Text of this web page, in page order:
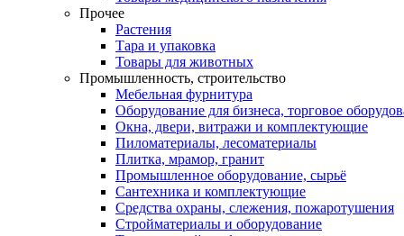
Прочее
Растения
Тара и упаковка
Товары для животных
Промышленность, строительство
Мебельная фурнитура
Оборудование для бизнеса, торговое
Окна, двери, витражи и комплектующие
Пиломатериалы, лесоматериалы
Плитка, мрамор, гранит
Промышленное оборудование, сырьё
Сантехника и комплектующие
Средства охраны, слежения, пожаротушения
Стройматериалы и оборудование